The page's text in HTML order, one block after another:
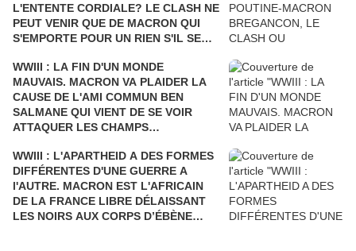
L'ENTENTE CORDIALE? LE CLASH NE
PEUT VENIR QUE DE MACRON QUI
S'EMPORTE POUR UN RIEN S'IL SE
ÉTÉ SARKOZY!
WWIII : LA FIN D'UN MONDE
MAUVAIS. MACRON VA PLAIDER LA
CAUSE DE L'AMI COMMUN BEN
SALMANE QUI VIENT DE SE VOIR
ATTAQUER LES CHAMPS
ET D'ARAMCO PAR LE YÉMEN Où LA
FRANCE BOMBARDE LES ENFANTS
ET LES CIVILS, AU PRÉSIDENT DE
TOUTES LES RUSSIES.
WWIII : L'APARTHEID A DES FORMES
DIFFÉRENTES D'UNE GUERRE A
l'AUTRE. MACRON EST L'AFRICAIN
DE LA FRANCE LIBRE DÉLAISSANT
LES NOIRS AUX CORPS D’ÉBÈNE